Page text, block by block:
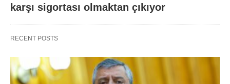
karşı sigortası olmaktan çıkıyor
RECENT POSTS